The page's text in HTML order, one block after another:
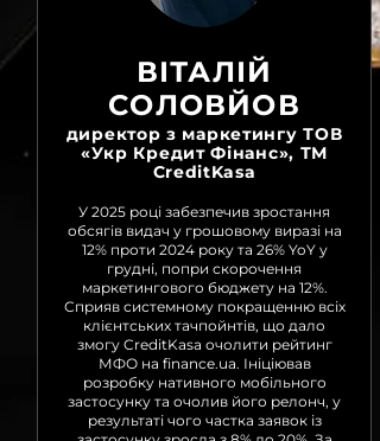
ВІТАЛІЙ
СОЛОВЙОВ
директор з маркетингу ТОВ
«Укр Кредит Фінанс», ТМ
CreditKasa
У 2025 році забезпечив зростання
обсягів видач у грошовому виразі на
12% проти 2024 року та 26% YoY у
грудні, попри скорочення
маркетингового бюджету на 12%.
Сприяв системному покращенню всіх
клієнтських тачпойнтів, що дало
змогу CreditKasa очолити рейтинг
МФО на finance.ua. Ініціював
розробку нативного мобільного
застосунку та очолив його релонч, у
результаті чого частка заявок із